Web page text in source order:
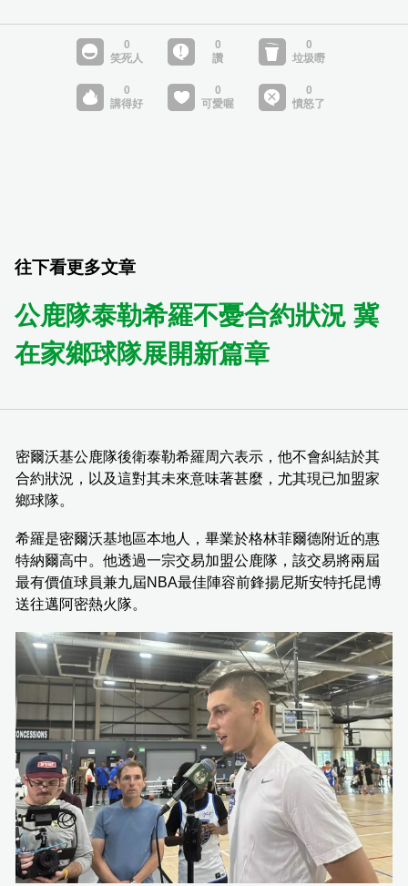
往下看更多文章
公鹿隊泰勒希羅不憂合約狀況 冀
在家鄉球隊展開新篇章
密爾沃基公鹿隊後衛泰勒希羅周六表示，他不會糾結於其
合約狀況，以及這對其未來意味著甚麼，尤其現已加盟家
鄉球隊。
希羅是密爾沃基地區本地人，畢業於格林菲爾德附近的惠
特納爾高中。他透過一宗交易加盟公鹿隊，該交易將兩屆
最有價值球員兼九屆NBA最佳陣容前鋒揚尼斯安特托昆博
送往邁阿密熱火隊。